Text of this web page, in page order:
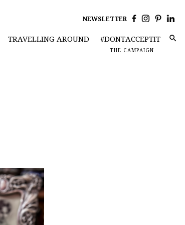
TRAVELLING AROUND #DONTACCEPTIT
THE CAMPAIGN
NEWSLETTER